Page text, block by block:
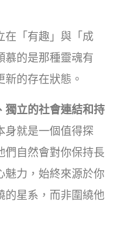
在「有趣」與「成
慕的是那種靈魂有
的存在狀態。
獨立的社會連結和持
身就是一個值得探
們自然會對你保持長
魅力，始終來源於你
的星系，而非圍繞他